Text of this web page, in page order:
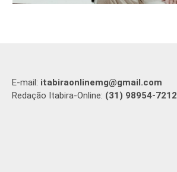
E-mail: itabiraonlinemg@gmail.com
Redação Itabira-Online: (31) 98954-7212